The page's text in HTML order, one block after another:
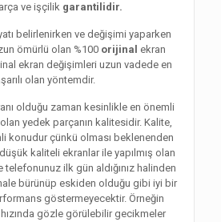
ve işçilik garantilidir.
belirlenirken ve değişimi yaparken
ömürlü olan %100 orijinal ekran
ekran değişimleri uzun vadede en
olan yöntemdir.
olduğu zaman kesinlikle en önemli
yedek parçanın kalitesidir. Kalite,
konudur çünkü olması beklenenden
kaliteli ekranlar ile yapılmış olan
ilk gün aldığınız halinden
bürünüp eskiden olduğu gibi iyi bir
göstermeyecektir. Örneğin
gözle görülebilir gecikmeler